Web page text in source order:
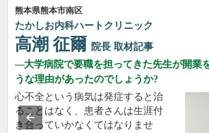
熊本県熊本市南区
たかしお内科ハートクリニック
高潮 征爾 院長 取材記事
大学病院で要職を担ってきた先生が開業
うな理由があったのでしょうか?
心不全という病気は発症すると治
ることはなく、患者さんは生涯付
き合っていかなくてはなりませ